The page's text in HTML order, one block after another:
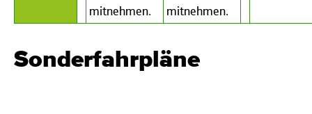
mitnehmen.
mitnehmen.
Sonderfahrpläne